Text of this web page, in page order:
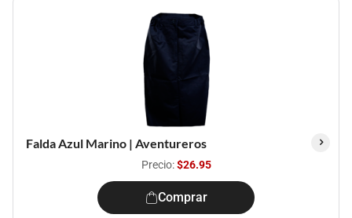
Falda Azul Marino | Aventureros
Precio:$26.95
Comprar